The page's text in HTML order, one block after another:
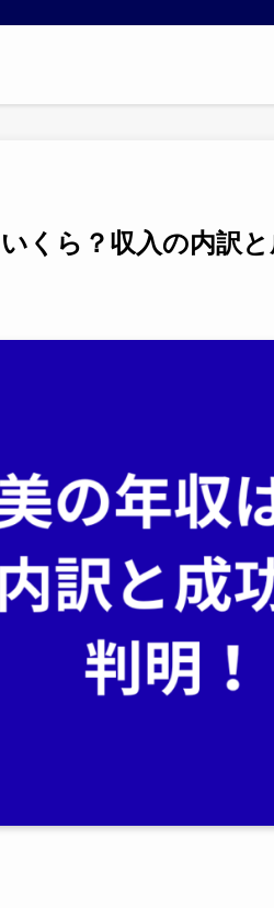
くら？収入の内訳と